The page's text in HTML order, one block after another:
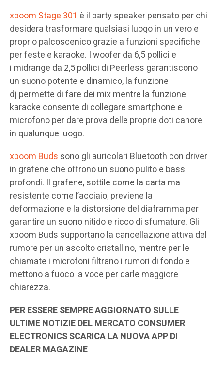
xboom Stage 301 è il party speaker pensato per chi
desidera trasformare qualsiasi luogo in un vero e
proprio palcoscenico grazie a funzioni specifiche
per feste e karaoke. I woofer da 6,5 pollici e
i midrange da 2,5 pollici di Peerless garantiscono
un suono potente e dinamico, la funzione
dj permette di fare dei mix mentre la funzione
karaoke consente di collegare smartphone e
microfono per dare prova delle proprie doti canore
in qualunque luogo.
xboom Buds sono gli auricolari Bluetooth con driver
in grafene che offrono un suono pulito e bassi
profondi. Il grafene, sottile come la carta ma
resistente come l’acciaio, previene la
deformazione e la distorsione del diaframma per
garantire un suono nitido e ricco di sfumature. Gli
xboom Buds supportano la cancellazione attiva del
rumore per un ascolto cristallino, mentre per le
chiamate i microfoni filtrano i rumori di fondo e
mettono a fuoco la voce per darle maggiore
chiarezza.
PER ESSERE SEMPRE AGGIORNATO SULLE
ULTIME NOTIZIE DEL MERCATO CONSUMER
ELECTRONICS SCARICA LA NUOVA APP DI
DEALER MAGAZINE